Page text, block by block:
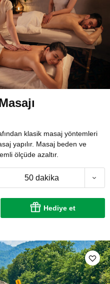
klasik masaj yöntemleri
yapılır. Masaj beden ve
ölçüde azaltır.
50 dakika
Hediye et